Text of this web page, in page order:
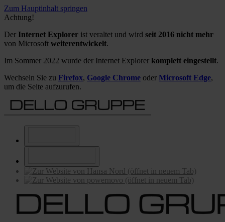
Zum Hauptinhalt springen
Achtung!
Der Internet Explorer ist veraltet und wird seit 2016 nicht mehr
von Microsoft weiterentwickelt.
Im Sommer 2022 wurde der Internet Explorer komplett eingestellt.
Wechseln Sie zu Firefox, Google Chrome oder Microsoft Edge,
um die Seite aufzurufen.